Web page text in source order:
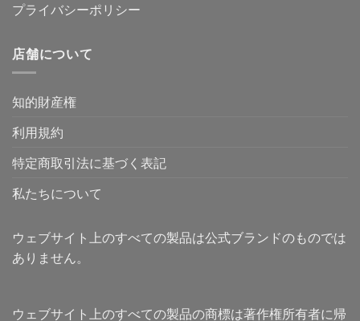
プライバシーポリシー
店舗について
知的財産権
利用規約
特定商取引法に基づく表記
私たちについて
ウェブサイト上のすべての製品は公式ブランドのものでは
ありません。
ウェブサイト上のすべての製品の商標は著作権所有者に帰